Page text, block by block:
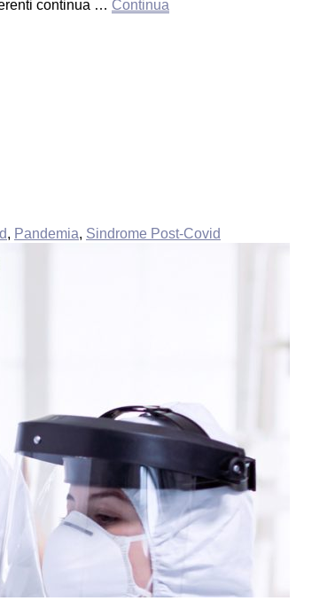
continua … Continua
, Pandemia, Sindrome Post-Covid